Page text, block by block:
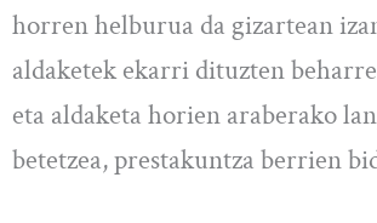
horren helburua da gizartean
aldaketek ekarri dituzten
eta aldaketa horien araberako
betetzea, prestakuntza berrien